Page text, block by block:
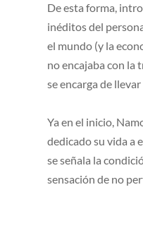
De esta forma,
inéditos del
el mundo (y la
no encajaba con la
se encarga de
Ya en el inicio,
dedicado su vida a
se señala la
sensación de no